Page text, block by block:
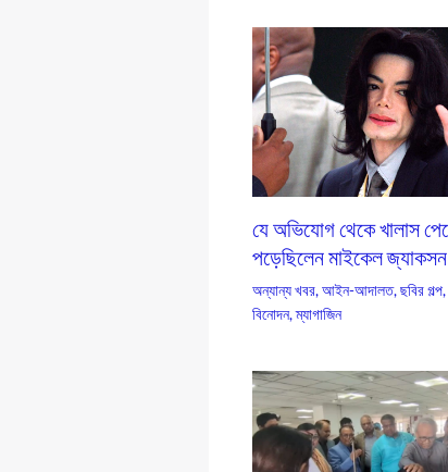
যে অভিযোগ থেকে খালাস
পড়েছিলেন মাইকেল জ্যাকসন
অন্যান্য খবর,আইন-আদালত,ছবির গল্প,
বিনোদন,ম্যাগাজিন